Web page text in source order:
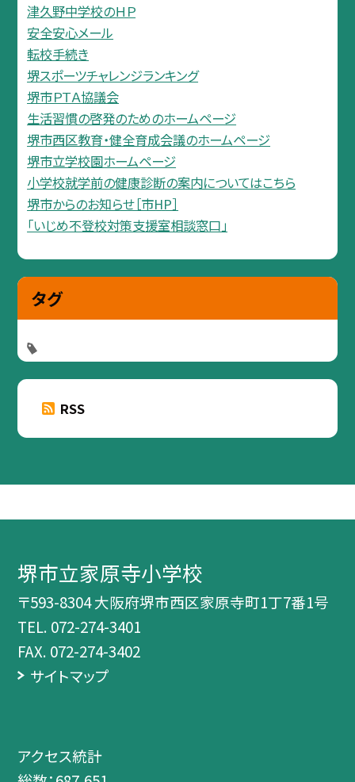
津久野中学校のＨＰ
安全安心メール
転校手続き
堺スポーツチャレンジランキング
堺市ＰＴＡ協議会
生活習慣の啓発のためのホームページ
堺市西区教育・健全育成会議のホームページ
堺市立学校園ホームページ
小学校就学前の健康診断の案内についてはこちら
堺市からのお知らせ［市HP］
「いじめ不登校対策支援室相談窓口」
タグ
RSS
堺市立家原寺小学校
〒593-8304 大阪府堺市西区家原寺町1丁7番1号
TEL. 072-274-3401
FAX. 072-274-3402
サイトマップ
アクセス統計